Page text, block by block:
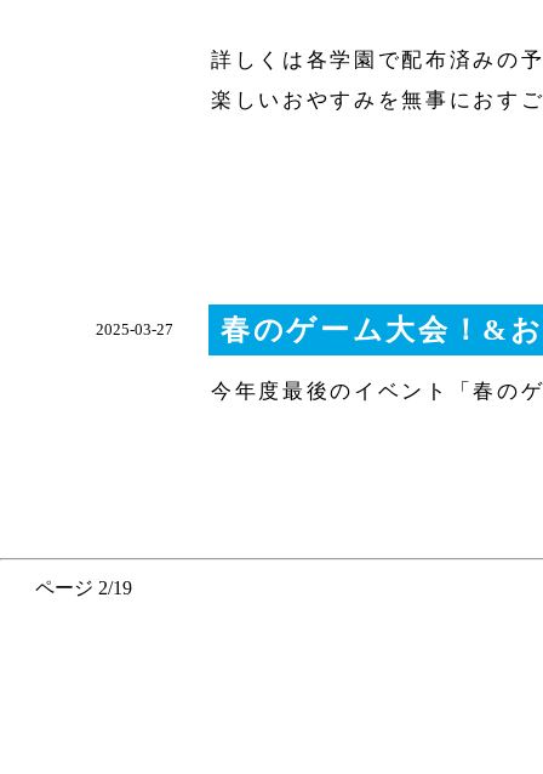
詳しくは各学園で配布済みの
楽しいおやすみを無事におす
2025-03-27 春のゲーム大会！&
今年度最後のイベント「春の
ページ 2/19